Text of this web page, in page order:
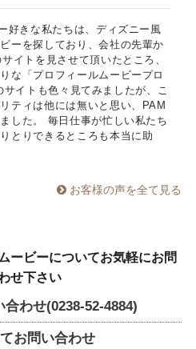
好きな私たちは、ディズニー風
ーを探しており、会社の先輩か
イトを見させて頂いたところ、
な「プロフィールムービープロ
イトも色々見てみましたが、こ
ティは他には無いと思い、PAM
した。 毎日仕事が忙しい私たち
とりできるところも本当に助
お客様の声を全て見る
ービーについてお気軽にお問
せ下さい
わせ(0238-52-4884)
お問い合わせ